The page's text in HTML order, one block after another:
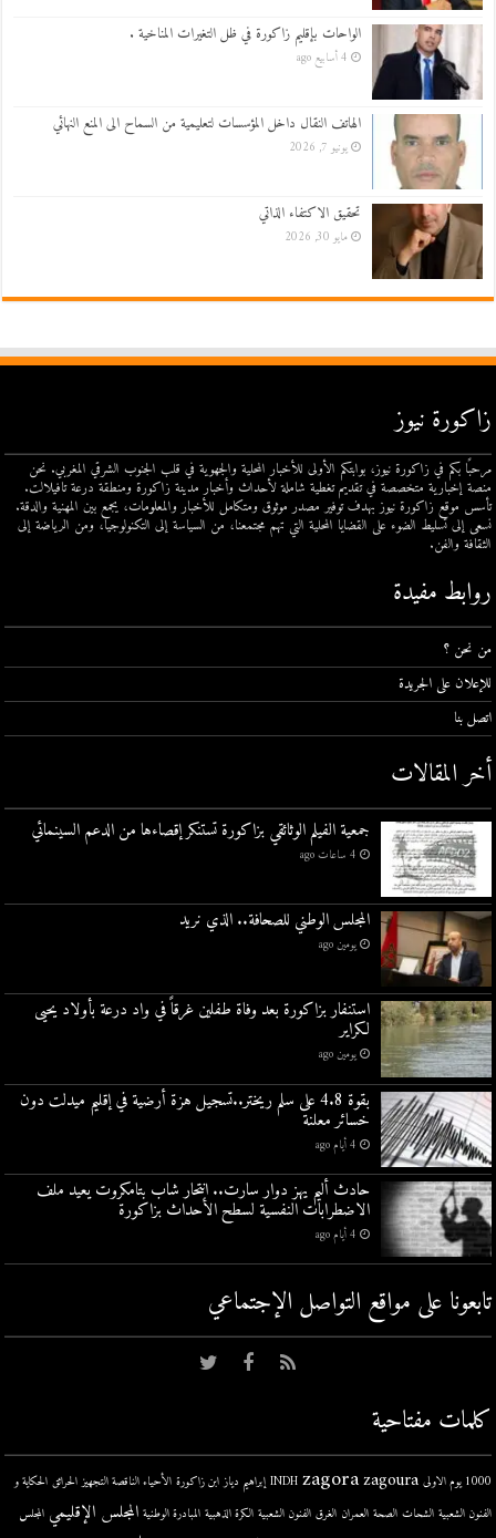
الواحات بإقليم زاكورة في ظل التغيرات المناخية .
4 أسابيع ago
الهاتف النقال داخل المؤسسات لتعليمية من السماح الى المنع النهائي
يونيو 7, 2026
تحقيق الاكتفاء الذاتي
مايو 30, 2026
زاكورة نيوز
مرحبًا بكم في زاكورة نيوز، بوابتكم الأولى للأخبار المحلية والجهوية في قلب الجنوب الشرقي المغربي. نحن
منصة إخبارية متخصصة في تقديم تغطية شاملة لأحداث وأخبار مدينة زاكورة ومنطقة درعة تافيلالت.
تأسس موقع زاكورة نيوز بهدف توفير مصدر موثوق ومتكامل للأخبار والمعلومات، يجمع بين المهنية والدقة.
نسعى إلى تسليط الضوء على القضايا المحلية التي تهم مجتمعنا، من السياسة إلى التكنولوجيا، ومن الرياضة إلى
الثقافة والفن.
روابط مفيدة
من نحن ؟
للإعلان على الجريدة
اتصل بنا
أخر المقالات
جمعية الفيلم الوثائقي بزاكورة تستنكر إقصاءها من الدعم السينمائي
4 ساعات ago
المجلس الوطني للصحافة.. الذي نريد
يومين ago
استنفار بزاكورة بعد وفاة طفلين غرقاً في واد درعة بأولاد يحيى
لكراير
يومين ago
بقوة 4.8 على سلم ريختر..تسجيل هزة أرضية في إقليم ميدلت دون
خسائر معلنة
4 أيام ago
حادث أليم يهز دوار سارت.. انتحار شاب بتامكروت يعيد ملف
الاضطرابات النفسية لسطح الأحداث بزاكورة
4 أيام ago
تابعونا على مواقع التواصل اﻹجتماعي
كلمات مفتاحية
1000 يوم الاولى INDH zagora zagoura إبراهيم دياز ابن زاكورة الأحياء الناقصة التجهيز الحرائق الحكاية و
الفنون الشعبية الشحات الصحة العمران الغرق الفنون الشعبية الكرة الذهبية المبادرة الوطنية المجلس الإقليمي المجلس